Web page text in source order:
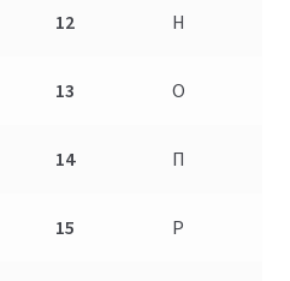
12 Н
13 О
14 П
15 Р